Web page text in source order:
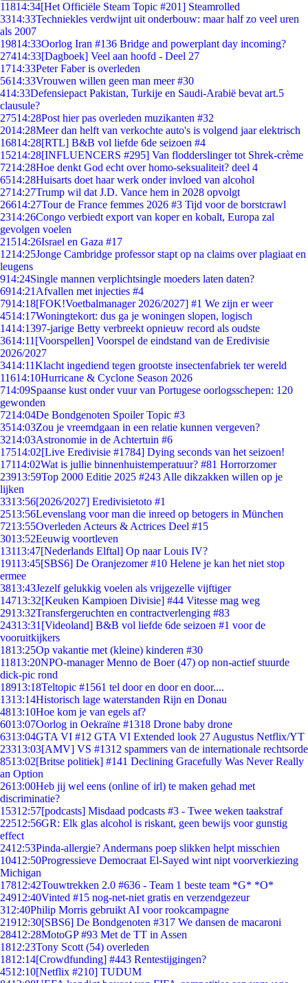
11814:34[Het Officiële Steam Topic #201] Steamrolled
3314:33Techniekles verdwijnt uit onderbouw: maar half zo veel uren
als 2007
19814:33Oorlog Iran #136 Bridge and powerplant day incoming?
27414:33[Dagboek] Veel aan hoofd - Deel 27
1714:33Peter Faber is overleden
5614:33Vrouwen willen geen man meer #30
414:33Defensiepact Pakistan, Turkije en Saudi-Arabië bevat art.5
clausule?
27514:28Post hier pas overleden muzikanten #32
2014:28Meer dan helft van verkochte auto's is volgend jaar elektrisch
16814:28[RTL] B&B vol liefde 6de seizoen #4
15214:28[INFLUENCERS #295] Van flodderslinger tot Shrek-crème
7214:28Hoe denkt God echt over homo-seksualiteit? deel 4
6514:28Huisarts doet haar werk onder invloed van alcohol
2714:27Trump wil dat J.D. Vance hem in 2028 opvolgt
26614:27Tour de France femmes 2026 #3 Tijd voor de borstcrawl
2314:26Congo verbiedt export van koper en kobalt, Europa zal
gevolgen voelen
21514:26Israel en Gaza #17
1214:25Jonge Cambridge professor stapt op na claims over plagiaat en
leugens
914:24Single mannen verplichtsingle moeders laten daten?
6914:21 Afvallen met injecties #4
7914:18[FOK!Voetbalmanager 2026/2027] #1 We zijn er weer
4514:17Woningtekort: dus ga je woningen slopen, logisch
1414:1397-jarige Betty verbreekt opnieuw record als oudste
3614:11 [Voorspellen] Voorspel de eindstand van de Eredivisie
2026/2027
3414:11Klacht ingediend tegen grootste insectenfabriek ter wereld
11614:10Hurricane & Cyclone Season 2026
714:09Spaanse kust onder vuur van Portugese oorlogsschepen: 120
gewonden
7214:04De Bondgenoten Spoiler Topic #3
3514:03Zou je vreemdgaan in een relatie kunnen vergeven?
3214:03Astronomie in de Achtertuin #6
17514:02[Live Eredivisie #1784] Dying seconds van het seizoen!
17114:02Wat is jullie binnenhuistemperatuur? #81 Horrorzomer
23913:59Top 2000 Editie 2025 #243 Alle dikzakken willen op je
lijken
3313:56[2026/2027] Eredivisietoto #1
2513:56Levenslang voor man die inreed op betogers in München
7213:55Overleden Acteurs & Actrices Deel #15
3013:52Eeuwig voortleven
13113:47[Nederlands Elftal] Op naar Louis IV?
19113:45[SBS6] De Oranjezomer #10 Helene je kan het niet stop
ermee
3813:43Jezelf gelukkig voelen als vrijgezelle vijftiger
14713:32[Keuken Kampioen Divisie] #44 Vitesse mag weg
2913:32Transfergeruchten en contractverlenging #83
24313:31 [Videoland] B&B vol liefde 6de seizoen #1 voor de
vooruitkijkers
1813:25Op vakantie met (kleine) kinderen #30
11813:20NPO-manager Menno de Boer (47) op non-actief stuurde
dick-pic rond
18913:18Teltopic #1561 tel door en door en door....
1313:14Historisch lage waterstanden Rijn en Donau
4813:10Hoe kom je van egels af?
6013:07Oorlog in Oekraïne #1318 Drone baby drone
6313:04GTA VI #12 GTA VI Extended look 27 Augustus Netflix/YT
23313:03[AMV] VS #1312 spammers van de internationale rechtsorde
8513:02[Britse politiek] #141 Declining Gracefully Was Never Really
an Option
2613:00Heb jij wel eens (online of irl) te maken gehad met
discriminatie?
15312:57[podcasts] Misdaad podcasts #3 - Twee weken taakstraf
22512:56GR: Elk glas alcohol is riskant, geen bewijs voor gunstig
effect
2412:53Pinda-allergie? Andermans poep slikken helpt misschien
10412:50Progressieve Democraat El-Sayed wint nipt voorverkiezing
Michigan
17812:42Touwtrekken 2.0 #636 - Team 1 beste team *G* *O*
24912:40Vinted #15 nog-net-niet gratis en verzendgezeur
312:40Philip Morris gebruikt AI voor rookcampagne
21912:30[SBS6] De Bondgenoten #317 We dansen de macaroni
28412:28MotoGP #93 Met de TT in Assen
1812:23Tony Scott (54) overleden
1812:14[Crowdfunding] #443 Rentestijgingen?
4512:10[Netflix #210] TUDUM